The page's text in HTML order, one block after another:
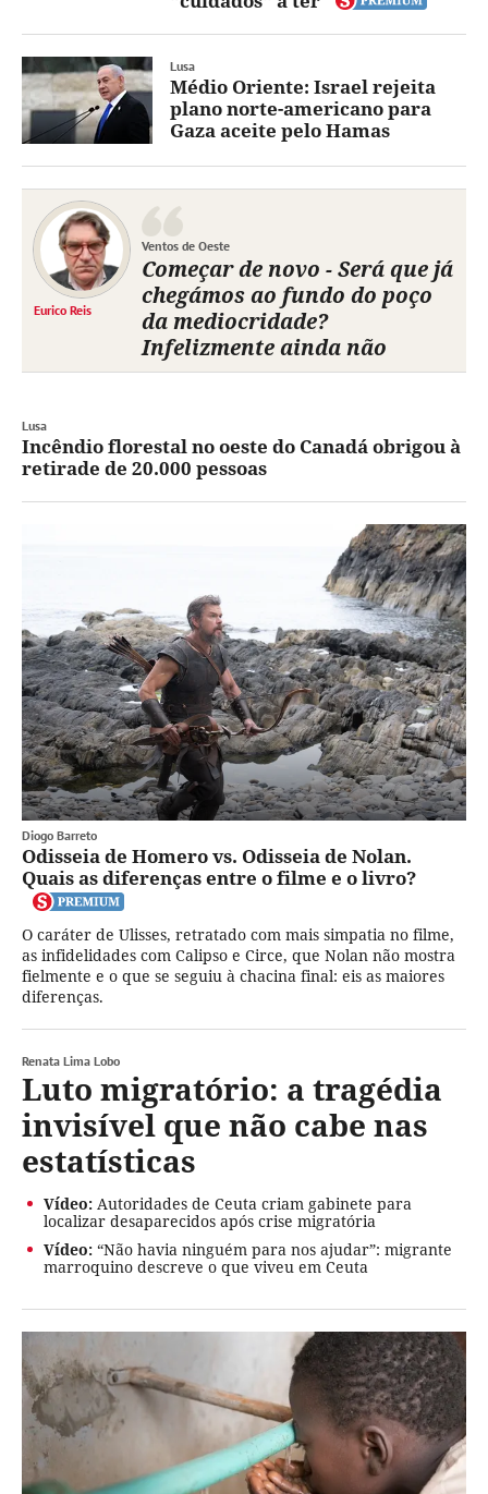
Lusa
Médio Oriente: Israel rejeita
plano norte-americano para
Gaza aceite pelo Hamas
Eurico Reis
Ventos de Oeste
Começar de novo - Será que já
chegámos ao fundo do poço
da mediocridade?
Infelizmente ainda não
Lusa
Incêndio florestal no oeste do Canadá obrigou à
retirade de 20.000 pessoas
Diogo Barreto
Odisseia de Homero vs. Odisseia de Nolan.
Quais as diferenças entre o filme e o livro?
O caráter de Ulisses, retratado com mais simpatia no filme,
as infidelidades com Calipso e Circe, que Nolan não mostra
fielmente e o que se seguiu à chacina final: eis as maiores
diferenças.
Renata Lima Lobo
Luto migratório: a tragédia
invisível que não cabe nas
estatísticas
Vídeo: Autoridades de Ceuta criam gabinete para
localizar desaparecidos após crise migratória
Vídeo: “Não havia ninguém para nos ajudar”: migrante
marroquino descreve o que viveu em Ceuta